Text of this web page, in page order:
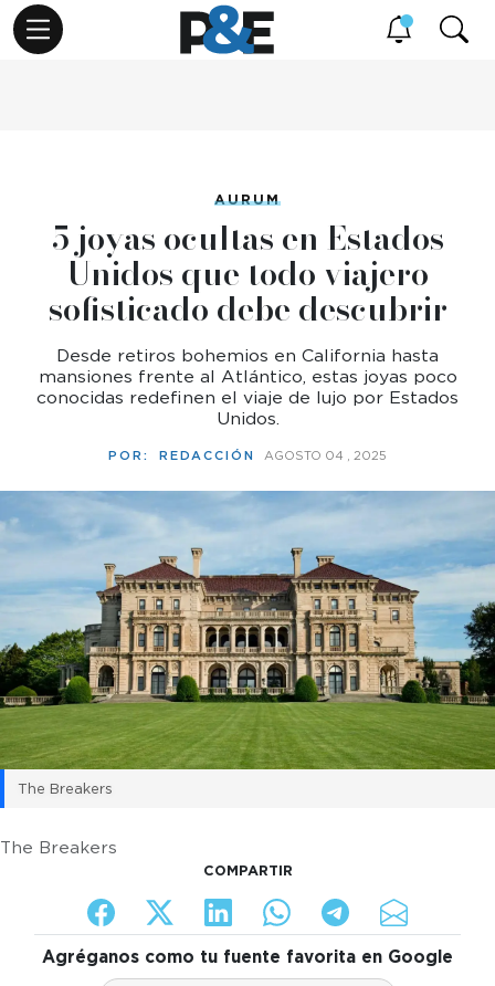
AURUM
5 joyas ocultas en Estados
Unidos que todo viajero
sofisticado debe descubrir
Desde retiros bohemios en California hasta
mansiones frente al Atlántico, estas joyas poco
conocidas redefinen el viaje de lujo por Estados
Unidos.
POR: REDACCIÓN AGOSTO 04 , 2025
The Breakers
The Breakers
COMPARTIR
Agréganos como tu fuente favorita en Google